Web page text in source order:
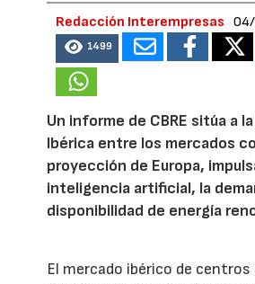
Redacción Interempresas
1499
Un informe de CBRE sitúa a
Ibérica entre los mercados
proyección de Europa,
inteligencia artificial, la
disponibilidad de energía
El mercado ibérico de centros